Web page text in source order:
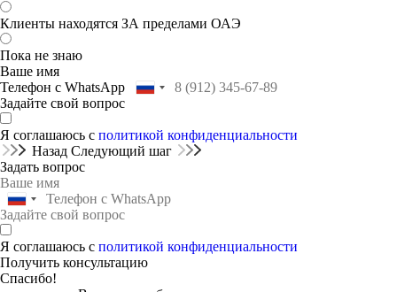
Клиенты находятся ЗА пределами ОАЭ
Пока не знаю
Ваше имя
Телефон с WhatsApp
Задайте свой вопрос
Я соглашаюсь с политикой конфиденциальности
Назад Следующий шаг
Задать вопрос
Я соглашаюсь с политикой конфиденциальности
Получить консультацию
Спасибо!